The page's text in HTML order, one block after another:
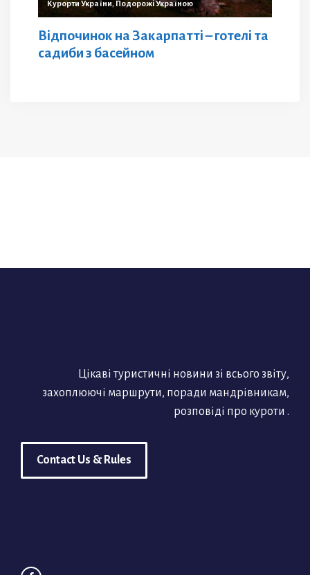
Цікаві туристичні новини зі всього звіту,
захоплюючі маршрути, поради мандрівникам,
розповіді про куроти .
Contact Us & Rules